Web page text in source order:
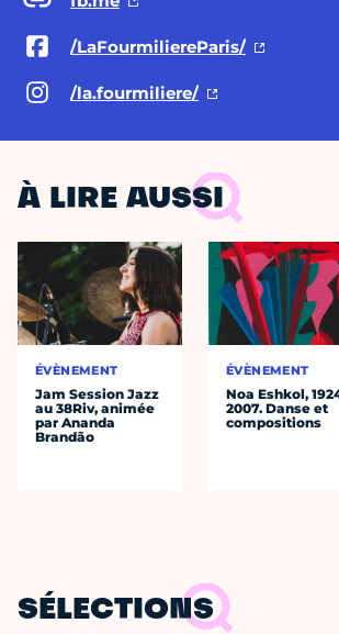
/LaFourmiliereParis/
/la.fourmiliere/
À LIRE AUSSI
ÉVÈNEMENT
Jam Session Jazz
au 38Riv, animée
par Ananda
Brandão
ÉVÈNEMENT
Noa Eshkol,
2007. Danse et
compositions
SÉLECTIONS